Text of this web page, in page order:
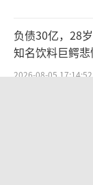
自今年7月
的14.64元/
幅达95.93%
负债30亿，28
知名饮料巨鳄悲
2026-08-05 17:14:52